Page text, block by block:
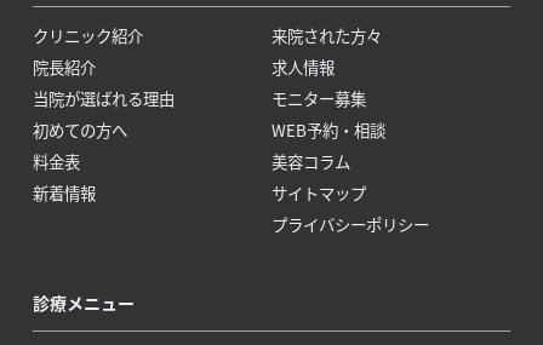
クリニック紹介
院長紹介
当院が選ばれる理由
初めての方へ
料金表
新着情報
来院された方々
求人情報
モニター募集
WEB予約・相談
美容コラム
サイトマップ
プライバシーポリシー
診療メニュー